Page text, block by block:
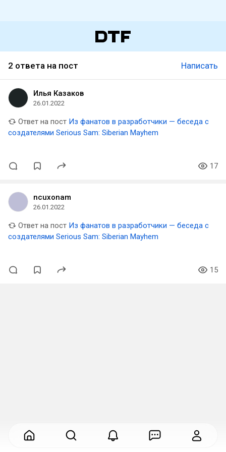
2 ответа на пост Написать
Илья Казаков
26.01.2022
Ответ на пост Из фанатов в разработчики — беседа с
создателями Serious Sam: Siberian Mayhem
17
ncuxonam
26.01.2022
Ответ на пост Из фанатов в разработчики — беседа с
создателями Serious Sam: Siberian Mayhem
15